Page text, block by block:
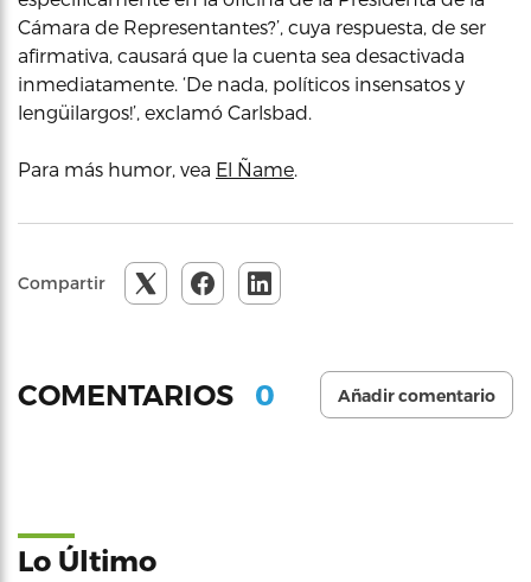
Cámara de Representantes?’, cuya respuesta, de ser
afirmativa, causará que la cuenta sea desactivada
inmediatamente. ‘De nada, políticos insensatos y
lengüilargos!’, exclamó Carlsbad.
Para más humor, vea El Ñame.
Compartir
COMENTARIOS 0 Añadir comentario
Lo Último